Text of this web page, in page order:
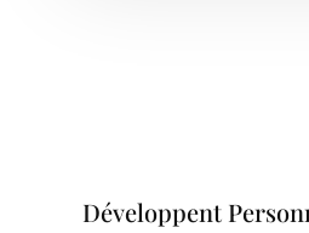
Développent